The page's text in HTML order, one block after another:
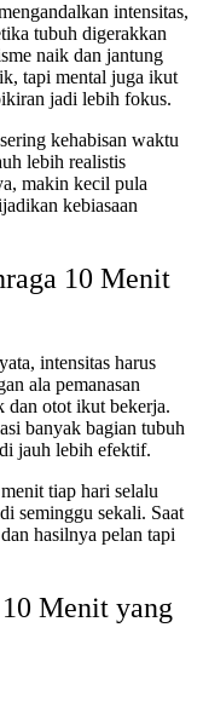
intensitas,
tubuh digerakkan
naik dan jantung
tapi mental juga ikut
jadi lebih fokus.
kehabisan waktu
lebih realistis
makin kecil pula
kebiasaan
10 Menit
intensitas harus
ala pemanasan
dan otot ikut bekerja.
banyak bagian tubuh
jauh lebih efektif.
tiap hari selalu
seminggu sekali. Saat
hasilnya pelan tapi
Menit yang